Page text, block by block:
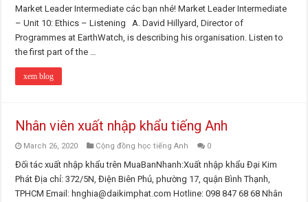
Market Leader Intermediate các bạn nhé! Market Leader Intermediate
– Unit 10: Ethics – Listening A. David Hillyard, Director of
Programmes at EarthWatch, is describing his organisation. Listen to
the first part of the …
xem blog
Nhân viên xuất nhập khẩu tiếng Anh
March 26, 2020 Cộng đồng học tiếng Anh 0
Đối tác xuất nhập khẩu trên MuaBanNhanh:Xuất nhập khẩu Đại Kim
Phát Địa chỉ: 372/5N, Điện Biên Phủ, phường 17, quận Bình Thạnh,
TPHCM Email: hnghia@daikimphat.com Hotline: 098 847 68 68 Nhân